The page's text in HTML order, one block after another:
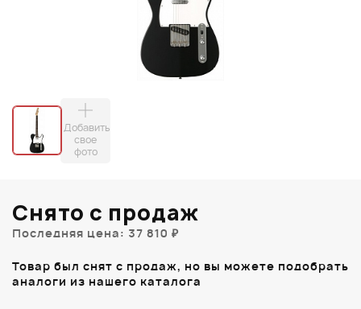
Добавить
свое
фото
Снято с продаж
Последняя цена: 37 810 ₽
Товар был снят с продаж, но вы можете подобрать
аналоги из нашего каталога